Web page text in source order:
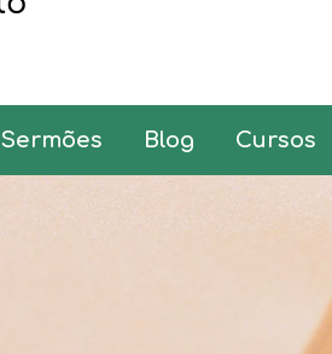
Sermões Blog Cursos